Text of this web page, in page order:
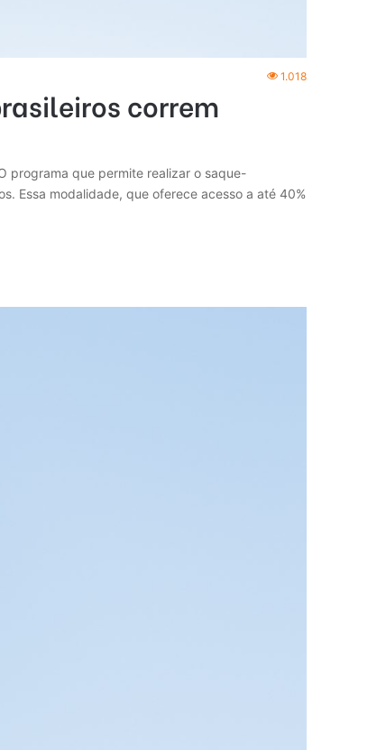
1.018
correm
programa que permite realizar o saque-
Essa modalidade, que oferece acesso a até 40%